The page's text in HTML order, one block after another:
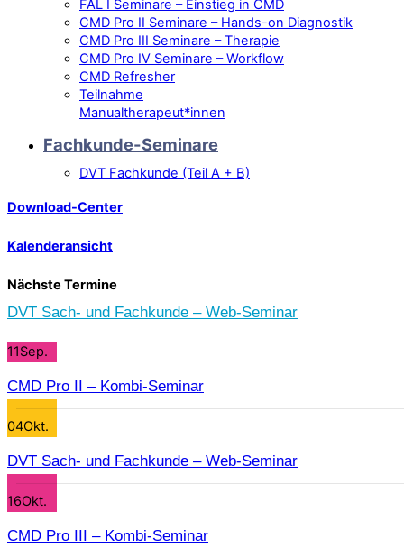
FAL I Seminare – Einstieg in CMD
CMD Pro II Seminare – Hands-on Diagnostik
CMD Pro III Seminare – Therapie
CMD Pro IV Seminare – Workflow
CMD Refresher
Teilnahme
Manualtherapeut*innen
Fachkunde-Seminare
DVT Fachkunde (Teil A + B)
Download-Center
Kalenderansicht
Nächste Termine
DVT Sach- und Fachkunde – Web-Seminar
11Sep.
CMD Pro II – Kombi-Seminar
04Okt.
DVT Sach- und Fachkunde – Web-Seminar
16Okt.
CMD Pro III – Kombi-Seminar